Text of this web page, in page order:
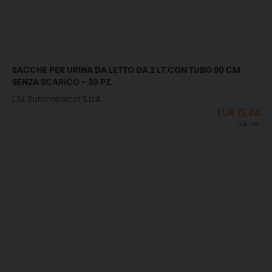
SACCHE PER URINA DA LETTO DA 2 LT CON TUBO 90 CM
SENZA SCARICO - 30 PZ.
L.M. Euromedical S.p.A.
EUR15,34
IVA incl.